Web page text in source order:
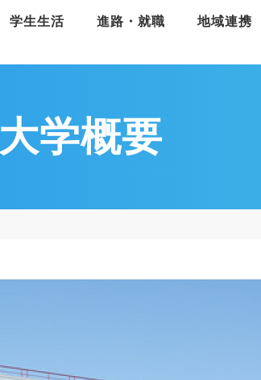
学生生活 進路・就職 地域連携
大学概要